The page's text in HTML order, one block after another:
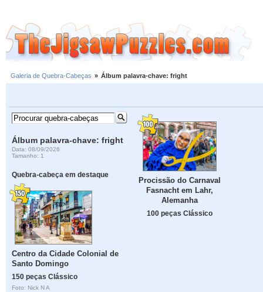
Galeria de Quebra-Cabeças » Álbum palavra-chave: fright
Álbum palavra-chave: fright
Data: 08/09/2026
Tamanho: 1
Quebra-cabeça em destaque
Centro da Cidade Colonial de
Santo Domingo
150 peças Clássico
Foto: Nick N A
Procissão do Carnaval
Fasnacht em Lahr,
Alemanha
100 peças Clássico